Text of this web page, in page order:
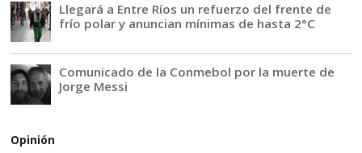
Llegará a Entre Ríos un refuerzo del frente de
frío polar y anuncian mínimas de hasta 2°C
Comunicado de la Conmebol por la muerte de
Jorge Messi
Opinión